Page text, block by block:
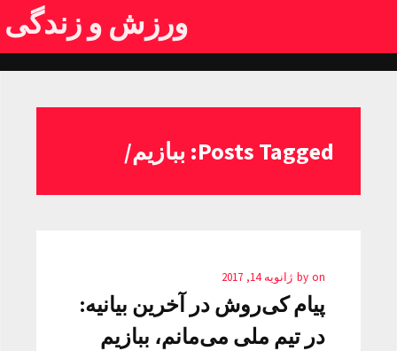
ورزش و زندگی
Posts Tagged: ببازیم/
by on ژانویه 14, 2017
پیام کی‌روش در آخرین بیانیه:
در تیم ملی می‌مانم، ببازیم